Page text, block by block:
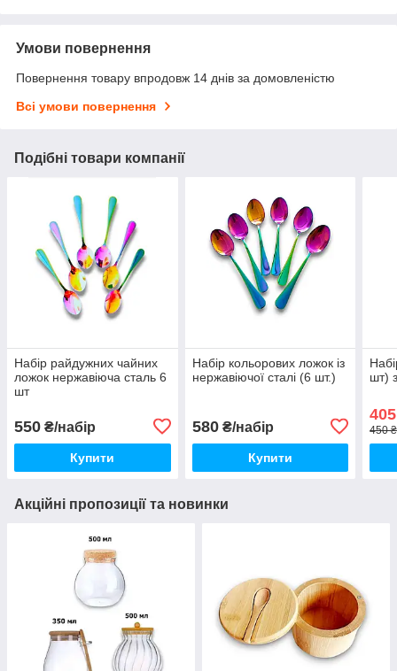
Умови повернення
Повернення товару впродовж 14 днів за домовленістю
Всі умови повернення
Подібні товари компанії
Набір райдужних чайних
ложок нержавіюча сталь 6
шт
550 ₴/набір
Купити
Набір кольорових ложок із
нержавіючої сталі (6 шт.)
580₴/набір
Купити
шт)
405
450
Акційні пропозиції та новинки